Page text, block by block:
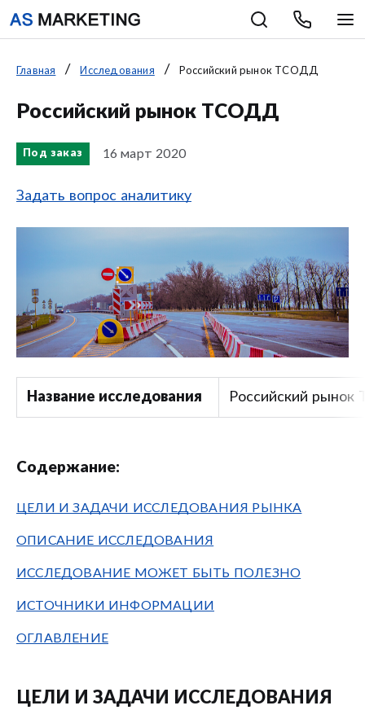
Главная Исследования Российский рынок ТСОДД
Российский рынок ТСОДД
Под заказ 16 март 2020
Задать вопрос аналитику
Название исследования Российский
Содержание:
ЦЕЛИ И ЗАДАЧИ ИССЛЕДОВАНИЯ РЫНКА
ОПИСАНИЕ ИССЛЕДОВАНИЯ
ИССЛЕДОВАНИЕ МОЖЕТ БЫТЬ ПОЛЕЗНО
ИСТОЧНИКИ ИНФОРМАЦИИ
ОГЛАВЛЕНИЕ
ЦЕЛИ И ЗАДАЧИ ИССЛЕДОВАНИЯ